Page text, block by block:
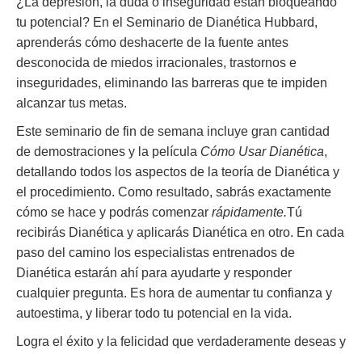
tu potencial? En el Seminario de Dianética Hubbard,
aprenderás cómo deshacerte de la fuente antes
desconocida de miedos irracionales, trastornos e
inseguridades, eliminando las barreras que te impiden
alcanzar tus metas.
Este seminario de fin de semana incluye gran cantidad
de demostraciones y la película Cómo Usar Dianética,
detallando todos los aspectos de la teoría de Dianética y
el procedimiento. Como resultado, sabrás exactamente
cómo se hace y podrás comenzar rápidamente.Tú
recibirás Dianética y aplicarás Dianética en otro. En cada
paso del camino los especialistas entrenados de
Dianética estarán ahí para ayudarte y responder
cualquier pregunta. Es hora de aumentar tu confianza y
autoestima, y liberar todo tu potencial en la vida.
Logra el éxito y la felicidad que verdaderamente deseas y